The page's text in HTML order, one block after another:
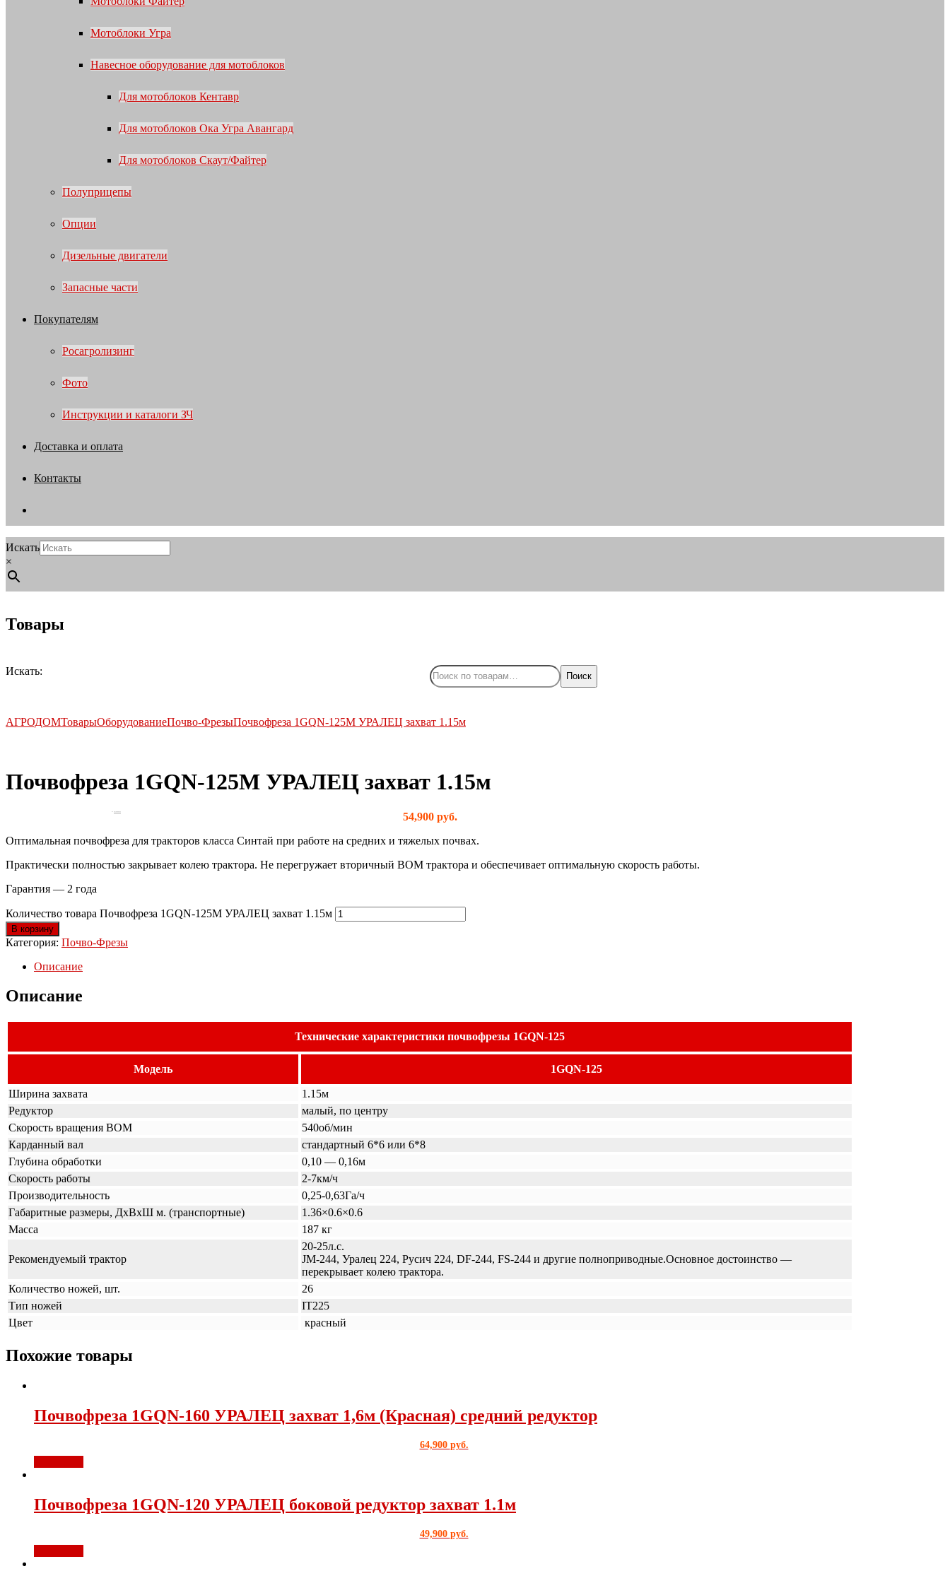
Мотоблоки Угра
Навесное оборудование для мотоблоков
Для мотоблоков Кентавр
Для мотоблоков Ока Угра Авангард
Для мотоблоков Скаут/Файтер
Полуприцепы
Опции
Дизельные двигатели
Запасные части
Покупателям
Росагролизинг
Фото
Инструкции и каталоги ЗЧ
Доставка и оплата
Контакты
Искать
×
Товары
Искать: Поиск
АГРОДОМТоварыОборудованиеПочво-ФрезыПочвофреза 1GQN-125М УРАЛЕЦ захват 1.15м
Почвофреза 1GQN-125М УРАЛЕЦ захват 1.15м
54,900 руб.
Оптимальная почвофреза для тракторов класса Синтай при работе на средних и тяжелых почвах.
Практически полностью закрывает колею трактора. Не перегружает вторичный ВОМ трактора и обеспечивает оптимальную скорость работы.
Гарантия — 2 года
Количество товара Почвофреза 1GQN-125М УРАЛЕЦ захват 1.15м
В корзину
Категория: Почво-Фрезы
Описание
Описание
Технические характеристики почвофрезы 1GQN-125
Модель 1GQN-125
Ширина захвата
1.15м
Редуктор
малый, по центру
Скорость вращения ВОМ
540об/мин
Карданный вал
стандартный 6*6 или 6*8
Глубина обработки
0,10 — 0,16м
Скорость работы
2-7км/ч
Производительность
0,25-0,63Га/ч
Габаритные размеры, ДxВxШ м. (транспортные)
1.36×0.6×0.6
Масса
187 кг
Рекомендуемый трактор
20-25л.с.
JM-244, Уралец 224, Русич 224, DF-244, FS-244 и другие полноприводные.Основное достоинство —
перекрывает колею трактора.
Количество ножей, шт.
26
Тип ножей
IT225
Цвет
красный
Похожие товары
Почвофреза 1GQN-160 УРАЛЕЦ захват 1,6м (Красная) средний редуктор
64,900 руб.
Почвофреза 1GQN-120 УРАЛЕЦ боковой редуктор захват 1.1м
49,900 руб.